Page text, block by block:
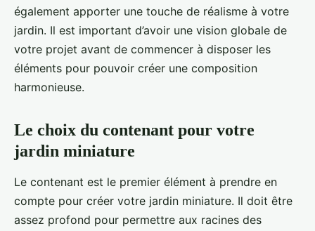
également apporter une touche de réalisme à votre
jardin. Il est important d’avoir une vision globale de
votre projet avant de commencer à disposer les
éléments pour pouvoir créer une composition
harmonieuse.
Le choix du contenant pour votre
jardin miniature
Le contenant est le premier élément à prendre en
compte pour créer votre jardin miniature. Il doit être
assez profond pour permettre aux racines des